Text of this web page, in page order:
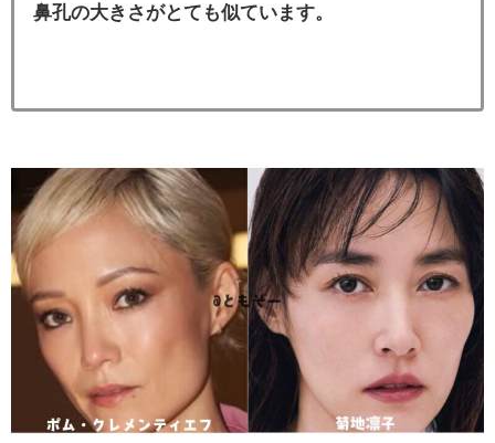
鼻孔の大きさがとても似ています。